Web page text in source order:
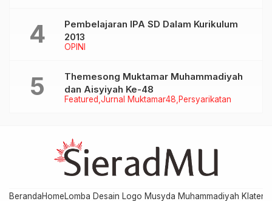
OPINI
Pembelajaran IPA SD Dalam Kurikulum
2013
Featured Jurnal Muktamar48 Persyarikatan
Themesong Muktamar Muhammadiyah
dan Aisyiyah Ke-48
BerandaHomeLomba Desain Logo Musyda Muhammadiyah Klaten